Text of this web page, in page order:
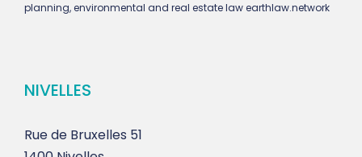
planning, environmental and real estate law earthlaw.network
NIVELLES
Rue de Bruxelles 51